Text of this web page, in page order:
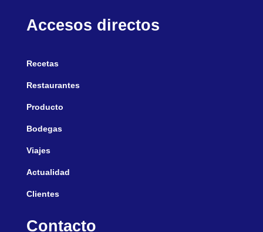
Accesos directos
Recetas
Restaurantes
Producto
Bodegas
Viajes
Actualidad
Clientes
Contacto